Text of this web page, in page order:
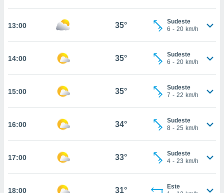
ao
todos os
no
um perfil
CONTINUAR
13:00 35°
Sudeste
6 - 20 km/h
14:00 35°
Sudeste
6 - 20 km/h
15:00 35°
Sudeste
7 - 22 km/h
16:00 34°
Sudeste
8 - 25 km/h
17:00 33°
Sudeste
4 - 23 km/h
18:00 31°
Este